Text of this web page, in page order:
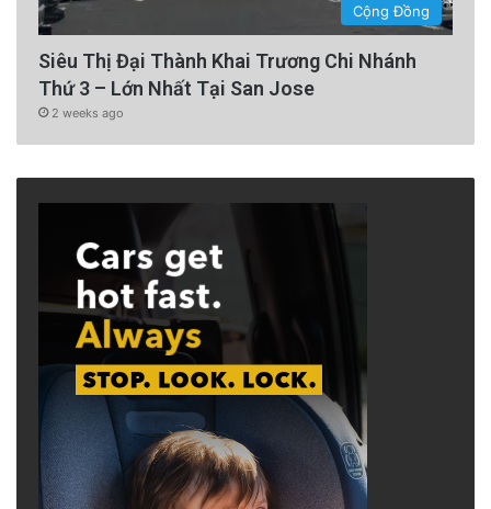
Cộng Đồng
Siêu Thị Đại Thành Khai Trương Chi Nhánh
Thứ 3 – Lớn Nhất Tại San Jose
2 weeks ago